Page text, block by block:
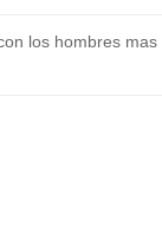
los hombres